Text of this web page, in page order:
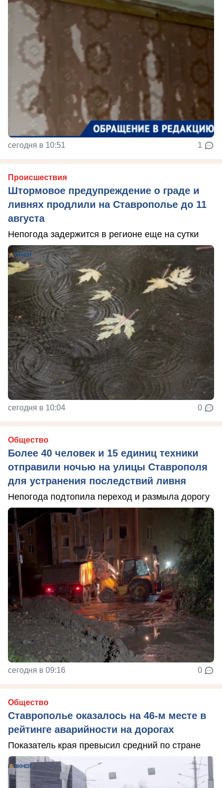
сегодня в 10:51 1
Происшествия
Штормовое предупреждение о граде и
ливнях продлили на Ставрополье до 11
августа
Непогода задержится в регионе еще на сутки
сегодня в 10:04 0
Общество
Более 40 человек и 15 единиц техники
отправили ночью на улицы Ставрополя
для устранения последствий ливня
Непогода подтопила переход и размыла дорогу
сегодня в 09:16 0
Общество
Ставрополье оказалось на 46-м месте в
рейтинге аварийности на дорогах
Показатель края превысил средний по стране